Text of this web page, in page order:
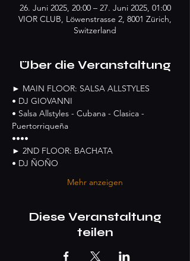
26. Juni 2025, 20:00 – 27. Juni 2025, 01:00
VIOR CLUB, Löwenstrasse 2, 8001 Zürich,
Switzerland
Über die Veranstaltung
► MAIN FLOOR: SALSA ALLSTYLES
• DJ GIOVANNI
• Salsa Allstyles - Cubana - Clasica -
Puertorriqueña
••••
► 2ND FLOOR: BACHATA
• DJ ÑOÑO
Mehr anzeigen
Diese Veranstaltung
teilen